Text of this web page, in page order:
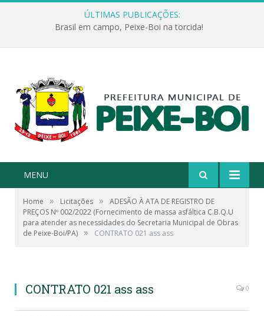
ÚLTIMAS PUBLICAÇÕES:
Brasil em campo, Peixe-Boi na torcida!
MENU
Home » Licitações »
ADESÃO À ATA DE REGISTRO DE
PREÇOS Nº 002/2022 (Fornecimento de massa asfáltica C.B.Q.U
para atender as necessidades do Secretaria Municipal de Obras
de Peixe-Boi/PA) » CONTRATO 021 ass ass
CONTRATO 021 ass ass 0